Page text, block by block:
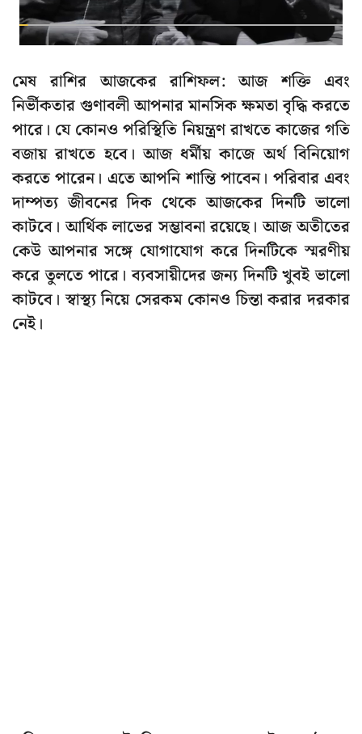
মেষ রাশির আজকের রাশিফল: আজ শক্তি এবং
নির্ভীকতার গুণাবলী আপনার মানসিক ক্ষমতা বৃদ্ধি করতে
পারে। যে কোনও পরিস্থিতি নিয়ন্ত্রণ রাখতে কাজের গতি
বজায় রাখতে হবে। আজ ধর্মীয় কাজে অর্থ বিনিয়োগ
করতে পারেন। এতে আপনি শান্তি পাবেন। পরিবার এবং
দাম্পত্য জীবনের দিক থেকে আজকের দিনটি ভালো
কাটবে। আর্থিক লাভের সম্ভাবনা রয়েছে। আজ অতীতের
কেউ আপনার সঙ্গে যোগাযোগ করে দিনটিকে স্মরণীয়
করে তুলতে পারে। ব্যবসায়ীদের জন্য দিনটি খুবই ভালো
কাটবে। স্বাস্থ্য নিয়ে সেরকম কোনও চিন্তা করার দরকার
নেই।